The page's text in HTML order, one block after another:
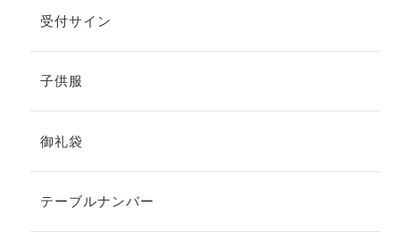
受付サイン
子供服
御礼袋
テーブルナンバー